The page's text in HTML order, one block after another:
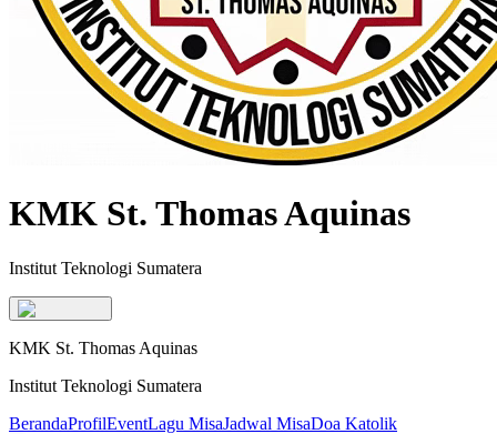
KMK St. Thomas Aquinas
Institut Teknologi Sumatera
KMK St. Thomas Aquinas
Institut Teknologi Sumatera
BerandaProfilEventLagu MisaJadwal MisaDoa Katolik